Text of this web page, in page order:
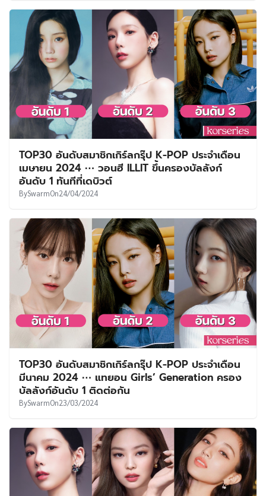
TOP30 อันดับสมาชิกเกิร์ลกรุ๊ป K-POP ประจำเดือน
เมษายน 2024 ⋯ วอนฮี ILLIT ขึ้นครองบัลลังก์
อันดับ 1 ทันทีที่เดบิวต์
BySwarmOn24/04/2024
TOP30 อันดับสมาชิกเกิร์ลกรุ๊ป K-POP ประจำเดือน
มีนาคม 2024 ⋯ แทยอน Girls’ Generation ครอง
บัลลังก์อันดับ 1 ติดต่อกัน
BySwarmOn23/03/2024